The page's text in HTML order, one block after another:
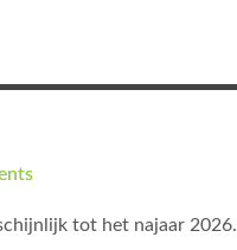
tot het najaar 2026.